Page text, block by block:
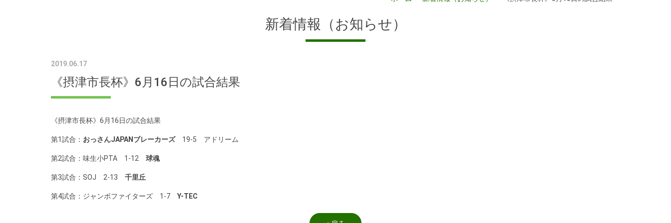
新着情報（お知らせ）
2019.06.17
《摂津市長杯》6月16日の試合結果
《摂津市長杯》6月16日の試合結果
第1試合： おっさんJAPANブレーカーズ19-5 アドリーム
第2試合：味生小PTA 1-12 球魂
第3試合：SOJ 2-13 千里丘
第4試合：ジャンボファイターズ 1-7 Y-TEC